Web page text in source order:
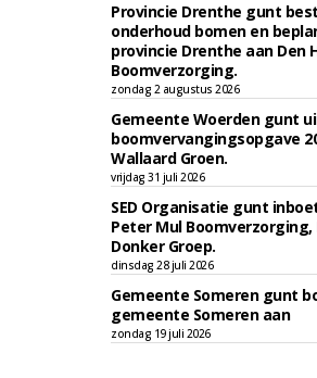
Provincie Drenthe gunt
onderhoud bomen en
provincie Drenthe aan Den
Boomverzorging.
zondag 2 augustus 2026
Gemeente Woerden gunt
boomvervangingsopgave
Wallaard Groen.
vrijdag 31 juli 2026
SED Organisatie gunt
Peter Mul Boomverzorging,
Donker Groep.
dinsdag 28 juli 2026
Gemeente Someren gunt
gemeente Someren aan
zondag 19 juli 2026